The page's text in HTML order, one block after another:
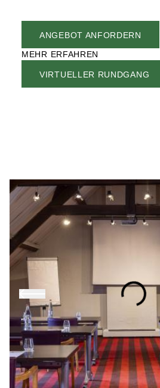
RESTAURANT & BAR
SPA & WELLNESS
GOLF IN DER BRETAGNE
GEMUSEGARTEN
UNSERE ERLEBNISSE
VERANSTALTUNGEN UND
GRUPPENTREFFEN
ANGEBOT ANFORDERN
MEHR ERFAHREN
VIRTUELLER RUNDGANG